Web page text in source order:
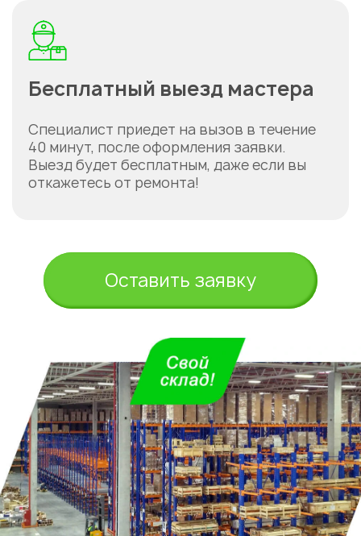
Бесплатный выезд мастера
Специалист приедет на вызов в течение
40 минут, после оформления заявки.
Выезд будет бесплатным, даже если вы
откажетесь от ремонта!
Оставить заявку